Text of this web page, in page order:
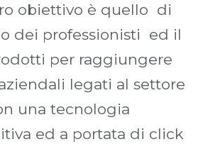
obiettivo è quello di
dei professionisti ed il
per raggiungere
legati al settore
una tecnologia
ed a portata di click